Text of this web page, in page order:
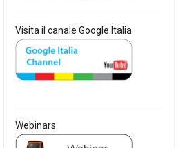
Visita il canale Google Italia
Webinars